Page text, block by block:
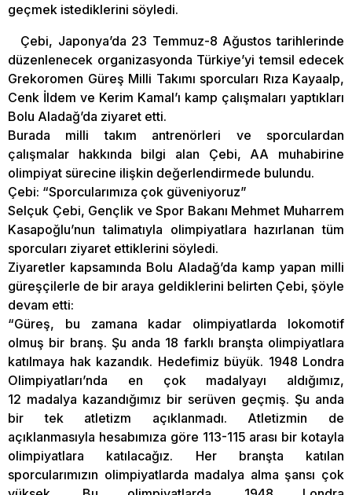
geçmek istediklerini söyledi.
Çebi, Japonya’da 23 Temmuz-8 Ağustos tarihlerinde
düzenlenecek organizasyonda Türkiye’yi temsil edecek
Grekoromen Güreş Milli Takımı sporcuları Rıza Kayaalp,
Cenk İldem ve Kerim Kamal’ı kamp çalışmaları yaptıkları
Bolu Aladağ’da ziyaret etti.
Burada milli takım antrenörleri ve sporculardan
çalışmalar hakkında bilgi alan Çebi, AA muhabirine
olimpiyat sürecine ilişkin değerlendirmede bulundu.
Çebi: “Sporcularımıza çok güveniyoruz”
Selçuk Çebi, Gençlik ve Spor Bakanı Mehmet Muharrem
Kasapoğlu’nun talimatıyla olimpiyatlara hazırlanan tüm
sporcuları ziyaret ettiklerini söyledi.
Ziyaretler kapsamında Bolu Aladağ’da kamp yapan milli
güreşçilerle de bir araya geldiklerini belirten Çebi, şöyle
devam etti:
“Güreş, bu zamana kadar olimpiyatlarda lokomotif
olmuş bir branş. Şu anda 18 farklı branşta olimpiyatlara
katılmaya hak kazandık. Hedefimiz büyük. 1948 Londra
Olimpiyatları’nda en çok madalyayı aldığımız,
12 madalya kazandığımız bir serüven geçmiş. Şu anda
bir tek atletizm açıklanmadı. Atletizmin de
açıklanmasıyla hesabımıza göre 113-115 arası bir kotayla
olimpiyatlara katılacağız. Her branşta katılan
sporcularımızın olimpiyatlarda madalya alma şansı çok